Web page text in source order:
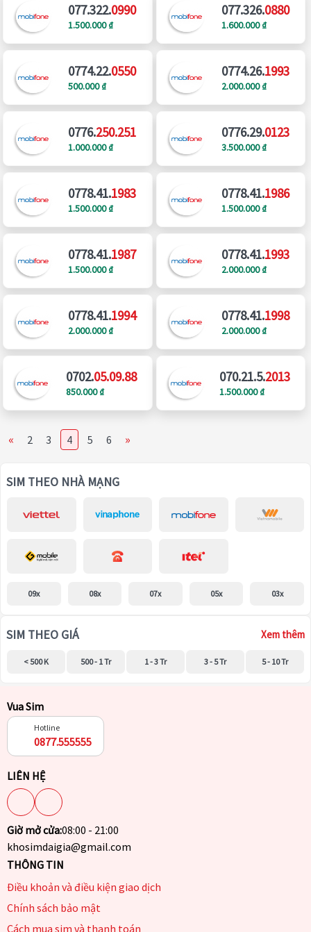
077.322.0990
1.500.000 ₫
077.326.0880
1.600.000 ₫
0774.22.0550
500.000 ₫
0774.26.1993
2.000.000 ₫
0776.250.251
1.000.000 ₫
0776.29.0123
3.500.000 ₫
0778.41.1983
1.500.000 ₫
0778.41.1986
1.500.000 ₫
0778.41.1987
1.500.000 ₫
0778.41.1993
2.000.000 ₫
0778.41.1994
2.000.000 ₫
0778.41.1998
2.000.000 ₫
0702.05.09.88
850.000 ₫
070.21.5.2013
1.500.000 ₫
« 2 3 4 5 6 »
SIM THEO NHÀ MẠNG
09x 08x 07x 05x 03x
SIM THEO GIÁ Xem thêm
< 500 K 500 - 1 Tr 1 - 3 Tr 3 - 5 Tr 5 - 10 Tr
Vua Sim
Hotline
0877.555555
LIÊN HỆ
Giờ mở cửa:08:00 - 21:00
khosimdaigia@gmail.com
THÔNG TIN
Điều khoản và điều kiện giao dịch
Chính sách bảo mật
Cách mua sim và thanh toán